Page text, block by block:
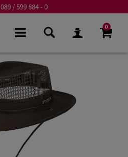
089 / 599 884 - 0
0